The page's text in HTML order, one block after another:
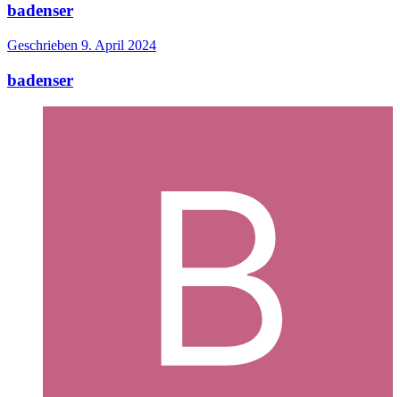
badenser
Geschrieben 9. April 2024
badenser